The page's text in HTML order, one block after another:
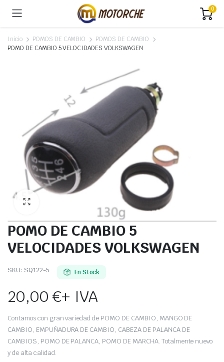
0
Inicio POMOS DE CAMBIO
POMOS DE CAMBIO
POMO DE CAMBIO 5 VELOCIDADES VOLKSWAGEN
POMO DE CAMBIO 5
VELOCIDADES VOLKSWAGEN
SKU: SQ122-5 En Stock
20,00€+ IVA
Contamos con gran variedad de POMO DE CAMBIO, MANGO DE
CAMBIO, EMPUÑADURA DE CAMBIO, CABEZA DE PALANCA DE
CAMBIOS, POMO DE PALANCA, POMO DE MARCHA. Totalmente nuevo
y de alta calidad.